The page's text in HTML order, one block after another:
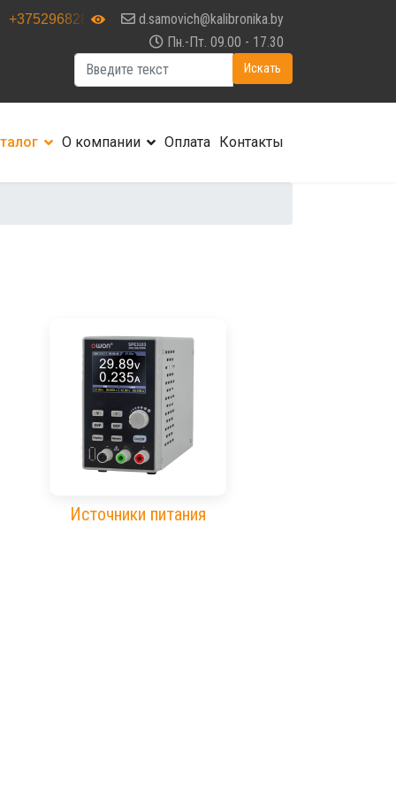
+375296828889
d.samovich@kalibronika.by
Пн.-Пт. 09.00 - 17.30
Искать
О компании Оплата Контакты
Источники питания